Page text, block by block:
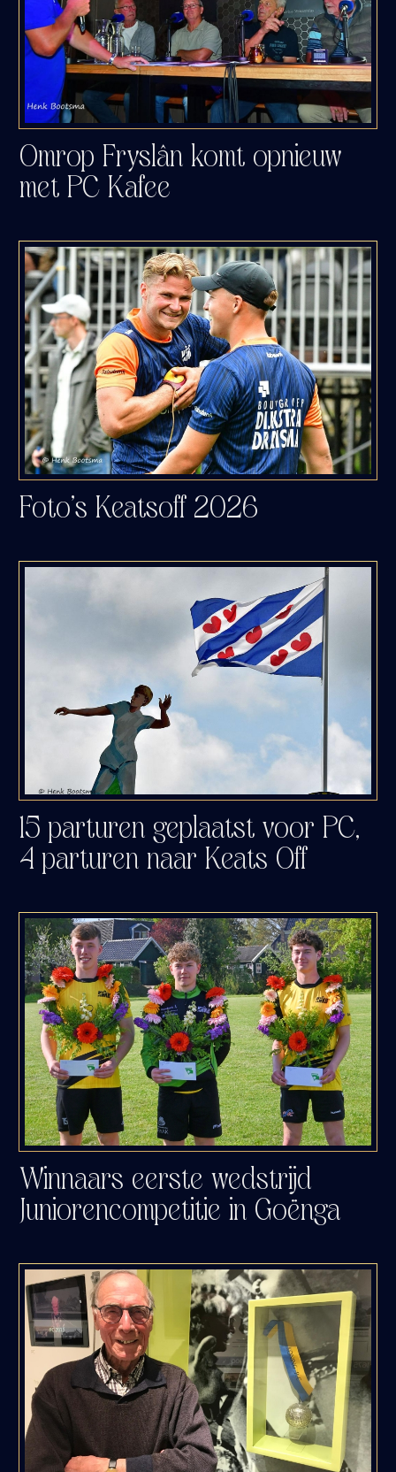
Omrop Fryslân komt opnieuw
met PC Kafee
Foto’s Keatsoff 2026
15 parturen geplaatst voor PC,
4 parturen naar Keats Off
Winnaars eerste wedstrijd
Juniorencompetitie in Goënga